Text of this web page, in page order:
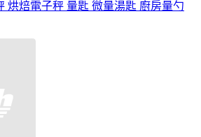
烘焙電子秤 量匙 微量湯匙 廚房量勺